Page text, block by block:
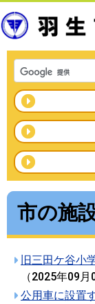
市の施
旧三田ケ谷
（2025年09月
公用車に設置